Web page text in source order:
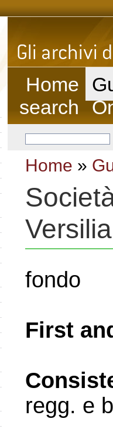
Home
search
Home »
Versilia
fondo
First
regg. e